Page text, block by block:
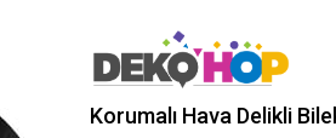
Korumalı Hava Delikli